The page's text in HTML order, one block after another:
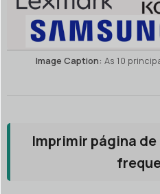
As 10
Imprimir página